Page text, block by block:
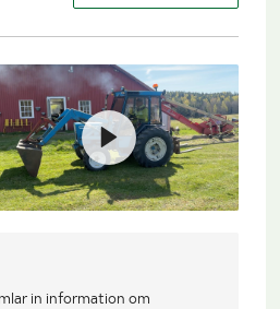
in information om